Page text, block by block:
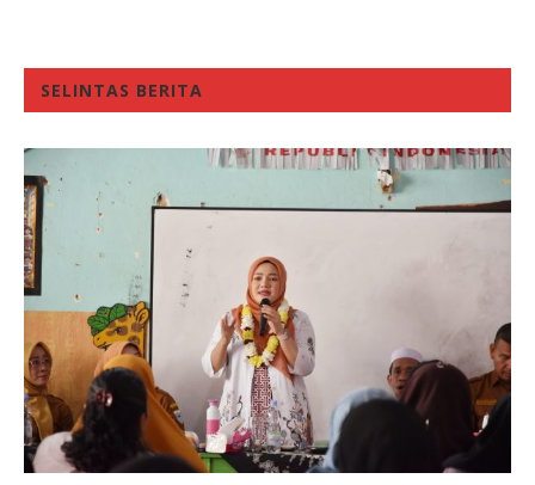
SELINTAS BERITA